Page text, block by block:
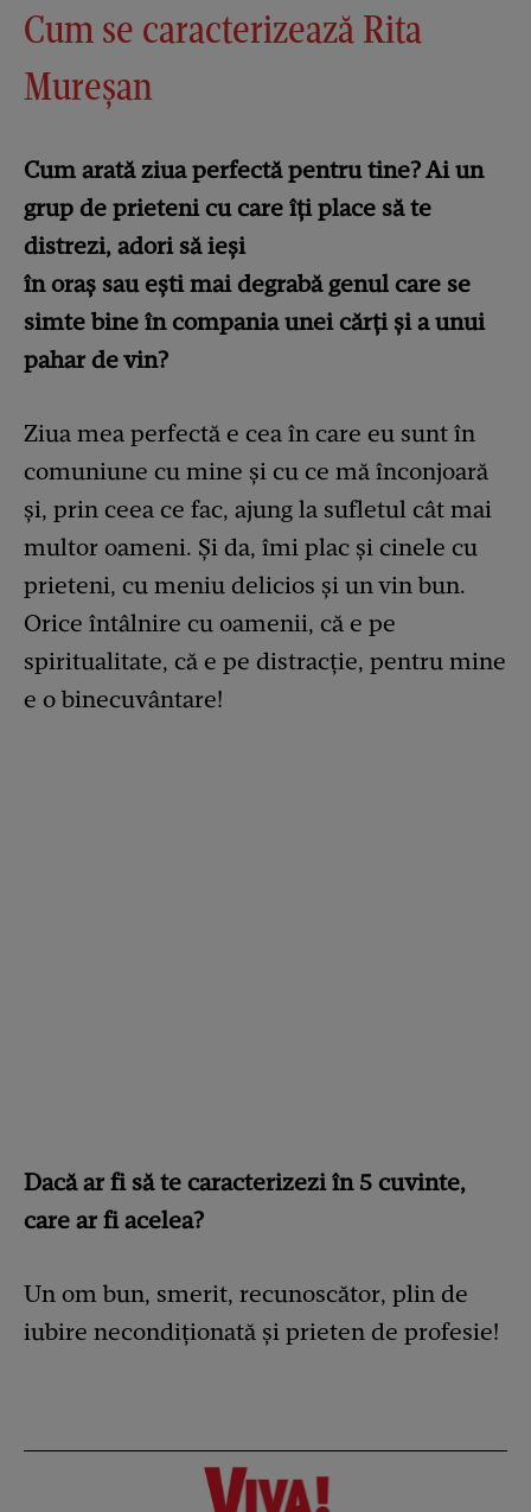
Cum se caracterizează Rita
Mureșan
Cum arată ziua perfectă pentru tine? Ai un
grup de prieteni cu care îți place să te
distrezi, adori să ieși
în oraș sau ești mai degrabă genul care se
simte bine în compania unei cărți și a unui
pahar de vin?
Ziua mea perfectă e cea în care eu sunt în
comuniune cu mine și cu ce mă înconjoară
și, prin ceea ce fac, ajung la sufletul cât mai
multor oameni. Și da, îmi plac și cinele cu
prieteni, cu meniu delicios și un vin bun.
Orice întâlnire cu oamenii, că e pe
spiritualitate, că e pe distracție, pentru mine
e o binecuvântare!
Dacă ar fi să te caracterizezi în 5 cuvinte,
care ar fi acelea?
Un om bun, smerit, recunoscător, plin de
iubire necondiționată și prieten de profesie!